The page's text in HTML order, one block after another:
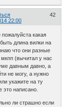
42
22:00
пожалуйста какая
длина вилки на
что они разные
(вычитал у нас
давным давно, а
не могу, а нужно
укажите на ту
это написано.
ли страшно если